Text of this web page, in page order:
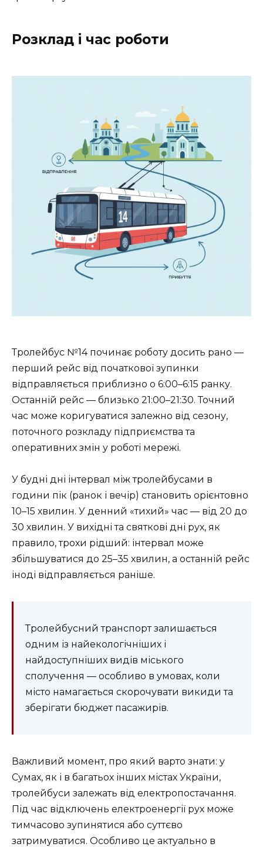
Розклад і час роботи
Тролейбус №14 починає роботу досить рано —
перший рейс від початкової зупинки
відправляється приблизно о 6:00–6:15 ранку.
Останній рейс — близько 21:00–21:30. Точний
час може коригуватися залежно від сезону,
поточного розкладу підприємства та
оперативних змін у роботі мережі.
У будні дні інтервал між тролейбусами в
години пік (ранок і вечір) становить орієнтовно
10–15 хвилин. У денний «тихий» час — від 20 до
30 хвилин. У вихідні та святкові дні рух, як
правило, трохи рідший: інтервал може
збільшуватися до 25–35 хвилин, а останній рейс
іноді відправляється раніше.
Тролейбусний транспорт залишається
одним із найекологічніших і
найдоступніших видів міського
сполучення — особливо в умовах, коли
місто намагається скорочувати викиди та
зберігати бюджет пасажирів.
Важливий момент, про який варто знати: у
Сумах, як і в багатьох інших містах України,
тролейбуси залежать від електропостачання.
Під час відключень електроенергії рух може
тимчасово зупинятися або суттєво
затримуватися. Особливо це актуально в